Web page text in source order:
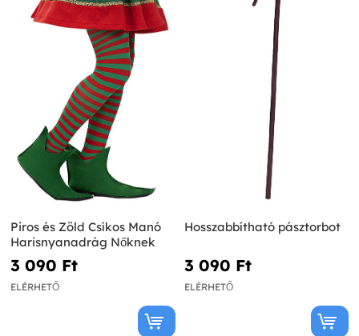
Piros és Zöld Csíkos Manó
Harisnyanadrág Nőknek
3 090 Ft‎
ELÉRHETŐ
Hosszabbítható pásztorbot
3 090 Ft‎
ELÉRHETŐ